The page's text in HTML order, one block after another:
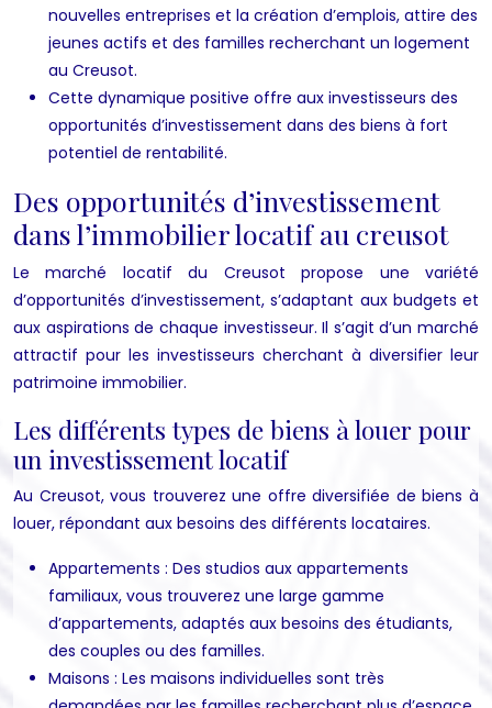
nouvelles entreprises et la création d’emplois, attire des
jeunes actifs et des familles recherchant un logement
au Creusot.
Cette dynamique positive offre aux investisseurs des
opportunités d’investissement dans des biens à fort
potentiel de rentabilité.
Des opportunités d’investissement
dans l’immobilier locatif au creusot
Le marché locatif du Creusot propose une variété
d’opportunités d’investissement, s’adaptant aux budgets et
aux aspirations de chaque investisseur. Il s’agit d’un marché
attractif pour les investisseurs cherchant à diversifier leur
patrimoine immobilier.
Les différents types de biens à louer pour
un investissement locatif
Au Creusot, vous trouverez une offre diversifiée de biens à
louer, répondant aux besoins des différents locataires.
Appartements : Des studios aux appartements
familiaux, vous trouverez une large gamme
d’appartements, adaptés aux besoins des étudiants,
des couples ou des familles.
Maisons : Les maisons individuelles sont très